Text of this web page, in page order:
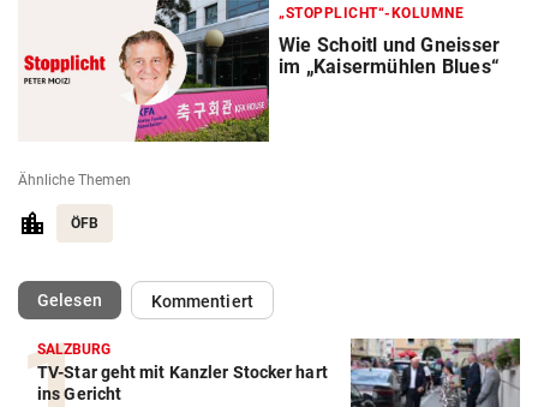
„STOPPLICHT“-KOLUMNE
Wie Schoitl und Gneisser
im „Kaisermühlen Blues“
Ähnliche Themen
ÖFB
Gelesen(ausgewählt)Kommentiert
SALZBURG
TV-Star geht mit Kanzler Stocker hart
ins Gericht
Action-Cam Vergleich